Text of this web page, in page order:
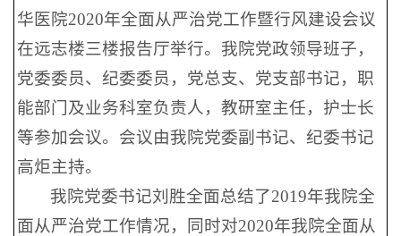
华医院2020年全面从严治党工作暨行风建设会议
在远志楼三楼报告厅举行。我院党政领导班子，
党委委员、纪委委员，党总支、党支部书记，职
能部门及业务科室负责人，教研室主任，护士长
等参加会议。会议由我院党委副书记、纪委书记
高炬主持。
我院党委书记刘胜全面总结了2019年我院全
面从严治党工作情况，同时对2020年我院全面从